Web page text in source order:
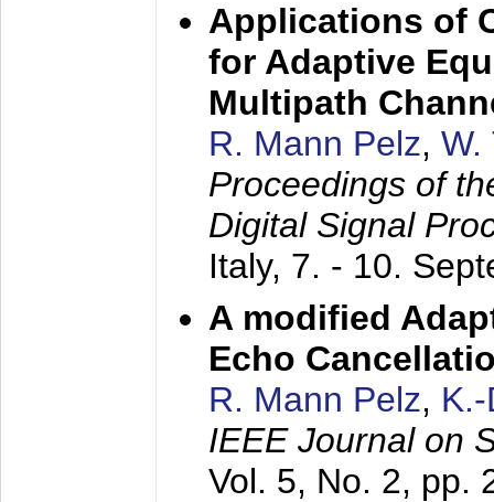
Applications of
for Adaptive
Multipath
R. Mann Pelz, W.
Proceedings of
Digital Signal
Italy, 7. - 10.
A modified
Echo
R. Mann Pelz,
IEEE Journal on
Vol. 5, No. 2, pp.